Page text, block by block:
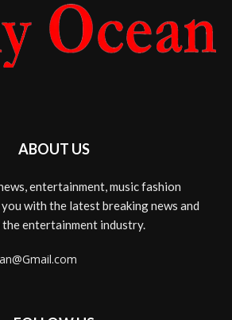
ABOUT US
entertainment, music fashion
with the latest breaking news and
entertainment industry.